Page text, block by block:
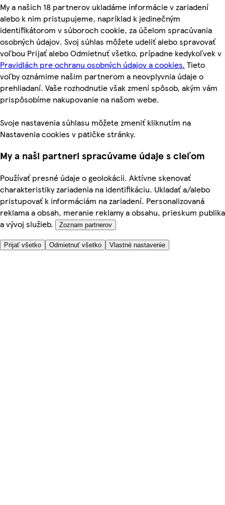
My a našich 18 partnerov ukladáme informácie v zariadení
alebo k nim pristupujeme, napríklad k jedinečným
identifikátorom v súboroch cookie, za účelom spracúvania
osobných údajov. Svoj súhlas môžete udeliť alebo spravovať
voľbou Prijať alebo Odmietnuť všetko, prípadne kedykoľvek v
Pravidlách pre ochranu osobných údajov a cookies. Tieto
voľby oznámime našim partnerom a neovplyvnia údaje o
prehliadaní. Vaše rozhodnutie však zmení spôsob, akým vám
prispôsobíme nakupovanie na našom webe.
Svoje nastavenia súhlasu môžete zmeniť kliknutím na
Nastavenia cookies v pätičke stránky.
My a naši partneri spracúvame údaje s cieľom
Používať presné údaje o geolokácii. Aktívne skenovať
charakteristiky zariadenia na identifikáciu. Ukladať a/alebo
pristupovať k informáciám na zariadení. Personalizovaná
reklama a obsah, meranie reklamy a obsahu, prieskum publika
a vývoj služieb.
Zoznam partnerov
Prijať všetko Odmietnuť všetko Vlastné nastavenie